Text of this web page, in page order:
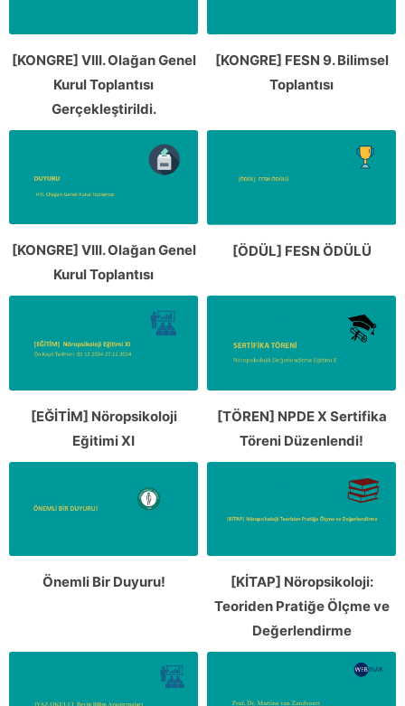
[KONGRE] VIII. Olağan Genel
Kurul Toplantısı
Gerçekleştirildi.
[KONGRE] FESN 9. Bilimsel
Toplantısı
[KONGRE] VIII. Olağan Genel
Kurul Toplantısı
[ÖDÜL] FESN ÖDÜLÜ
[EĞİTİM] Nöropsikoloji
Eğitimi XI
[TÖREN] NPDE X Sertifika
Töreni Düzenlendi!
Önemli Bir Duyuru!
[KİTAP] Nöropsikoloji:
Teoriden Pratiğe Ölçme ve
Değerlendirme